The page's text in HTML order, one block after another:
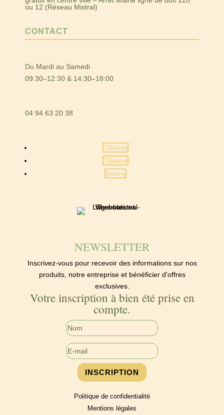
ou 12 (Réseau Mistral)
CONTACT
Du Mardi au Samedi
09:30–12:30 & 14:30–18:00
04 94 63 20 38
Suivre
Suivre
Suivre
NEWSLETTER
Inscrivez-vous pour recevoir des informations sur nos
produits, notre entreprise et bénéficier d'offres
exclusives.
Votre inscription à bien été prise en
compte.
INSCRIPTION
Politique de confidentialité
Mentions légales